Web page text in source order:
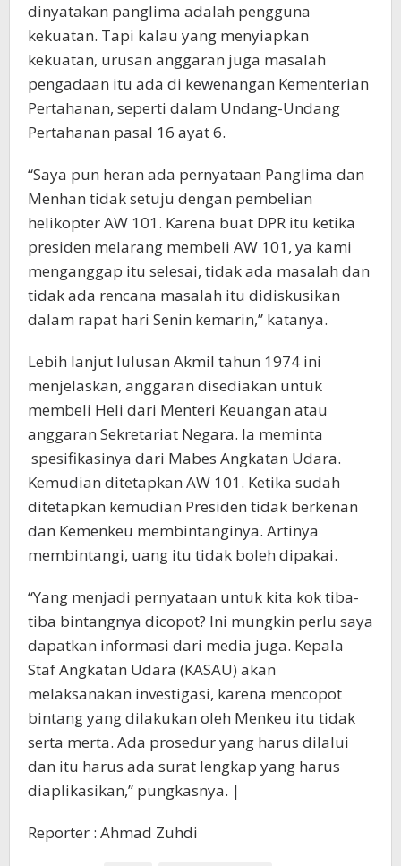
dinyatakan panglima adalah pengguna
kekuatan. Tapi kalau yang menyiapkan
kekuatan, urusan anggaran juga masalah
pengadaan itu ada di kewenangan Kementerian
Pertahanan, seperti dalam Undang-Undang
Pertahanan pasal 16 ayat 6.
“Saya pun heran ada pernyataan Panglima dan
Menhan tidak setuju dengan pembelian
helikopter AW 101. Karena buat DPR itu ketika
presiden melarang membeli AW 101, ya kami
menganggap itu selesai, tidak ada masalah dan
tidak ada rencana masalah itu didiskusikan
dalam rapat hari Senin kemarin,” katanya.
Lebih lanjut lulusan Akmil tahun 1974 ini
menjelaskan, anggaran disediakan untuk
membeli Heli dari Menteri Keuangan atau
anggaran Sekretariat Negara. Ia meminta
spesifikasinya dari Mabes Angkatan Udara.
Kemudian ditetapkan AW 101. Ketika sudah
ditetapkan kemudian Presiden tidak berkenan
dan Kemenkeu membintanginya. Artinya
membintangi, uang itu tidak boleh dipakai.
“Yang menjadi pernyataan untuk kita kok tiba-
tiba bintangnya dicopot? Ini mungkin perlu saya
dapatkan informasi dari media juga. Kepala
Staf Angkatan Udara (KASAU) akan
melaksanakan investigasi, karena mencopot
bintang yang dilakukan oleh Menkeu itu tidak
serta merta. Ada prosedur yang harus dilalui
dan itu harus ada surat lengkap yang harus
diaplikasikan,” pungkasnya. |
Reporter : Ahmad Zuhdi